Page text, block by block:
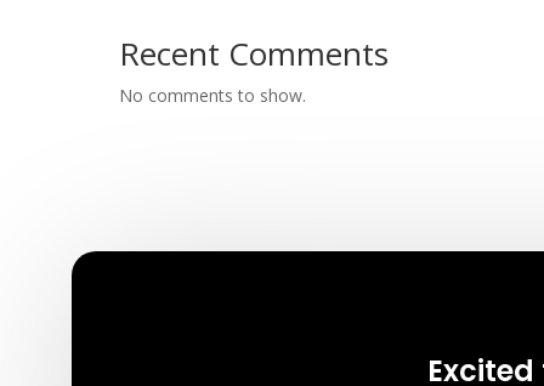
Recent Comments
No comments to show.